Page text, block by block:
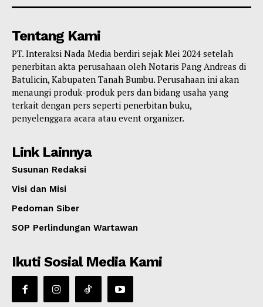
Tentang Kami
PT. Interaksi Nada Media berdiri sejak Mei 2024 setelah
penerbitan akta perusahaan oleh Notaris Pang Andreas di
Batulicin, Kabupaten Tanah Bumbu. Perusahaan ini akan
menaungi produk-produk pers dan bidang usaha yang
terkait dengan pers seperti penerbitan buku,
penyelenggara acara atau event organizer.
Link Lainnya
Susunan Redaksi
Visi dan Misi
Pedoman Siber
SOP Perlindungan Wartawan
Ikuti Sosial Media Kami